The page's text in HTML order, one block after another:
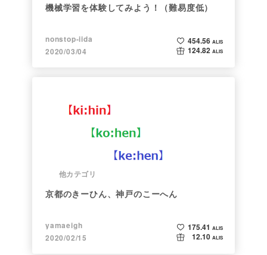
機械学習を体験してみよう！（難易度低）
nonstop-iida
2020/03/04
454.56 ALIS
124.82 ALIS
他カテゴリ
京都のきーひん、神戸のこーへん
yamaeigh
2020/02/15
175.41 ALIS
12.10 ALIS